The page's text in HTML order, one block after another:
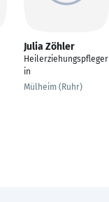
Julia Zöhler
Heilerziehungspfleger
in
Mülheim (Ruhr)